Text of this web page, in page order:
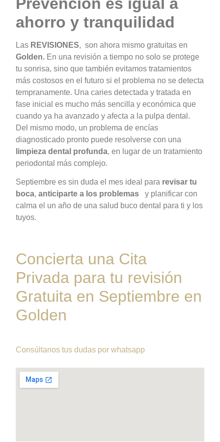
ahorro y tranquilidad
Las REVISIONES, son ahora mismo gratuitas en
Golden.En una revisión a tiempo no solo se protege
tu sonrisa, sino que también evitamos tratamientos
más costosos en el futuro si el problema no se detecta
tempranamente. Una caries detectada y tratada en
fase inicial es mucho más sencilla y económica que
cuando ya ha avanzado y afecta a la pulpa dental.
Del mismo modo, un problema de encías
diagnosticado pronto puede resolverse con una
limpieza dental profunda, en lugar de un tratamiento
periodontal más complejo.
Septiembre es sin duda el mes ideal para revisar tu
boca, anticiparte a los problemas
y planificar con
calma el un año de una salud buco dental para ti y los
tuyos.
Concierta una Cita
Privada para tu revisión
Gratuita en Septiembre en
Golden
Consúltanos tus dudas por whatsapp